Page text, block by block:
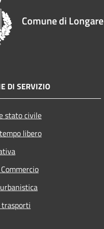
Comune di Longare
DI SERVIZIO
stato civile
libero